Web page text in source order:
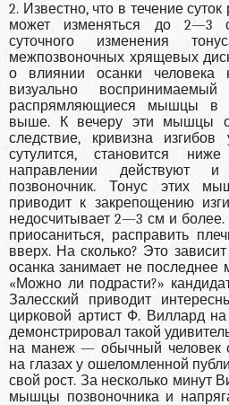
2. Известно, что в течение
может изменяться до 2—3
суточного изменения
межпозвоночных хрящевых
о влиянии осанки человека
визуально
распрямляющиеся мышцы в
выше. К вечеру эти мышцы
следствие, кривизна изгибов
сутулится, становится
направлении действуют
позвоночник. Тонус этих
приводит к закрепощению
недосчитывает 2—3 см и
приосаниться, расправить
вверх. На сколько? Это
осанка занимает не
«Можно ли подрасти?»
Залесский приводит
цирковой артист Ф. Виллард
демонстрировал такой
на манеж — обычный человек
на глазах у ошеломленной
свой рост. За несколько минут
мышцы позвоночника и